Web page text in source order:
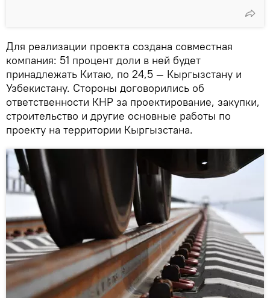
Для реализации проекта создана совместная
компания: 51 процент доли в ней будет
принадлежать Китаю, по 24,5 — Кыргызстану и
Узбекистану. Стороны договорились об
ответственности КНР за проектирование, закупки,
строительство и другие основные работы по
проекту на территории Кыргызстана.